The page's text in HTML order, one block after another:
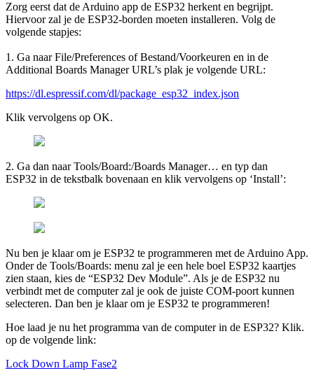
Zorg eerst dat de Arduino app de ESP32 herkent en begrijpt.
Hiervoor zal je de ESP32-borden moeten installeren. Volg de
volgende stapjes:
1 . Ga naar File/​Preferences of Bestand/​Voorkeuren en in de
Additional Boards Manager URL’s plak je volgende URL:
https://​dl​.espressif​.com/​d​l​/​p​a​c​k​a​g​e​_​e​s​p​32 ​_​i​n​d​e​x​.json
Klik vervolgens op OK.
2. Ga dan naar Tools/Board:/Boards Manager… en typ dan
ESP32 in de tekstbalk bovenaan en klik vervolgens op ‘Install’:
Nu ben je klaar om je ESP32 te programmeren met de Arduino App.
Onder de Tools/​Boards: menu zal je een hele boel ESP32 kaartjes
zien staan, kies de “ESP32 Dev Module”. Als je de ESP32 nu
verbindt met de computer zal je ook de juiste COM-poort kunnen
selecteren. Dan ben je klaar om je ESP32 te programmeren!
Hoe laad je nu het programma van de computer in de ESP32? Klik.
op de volgende link:
Lock Down Lamp Fase2